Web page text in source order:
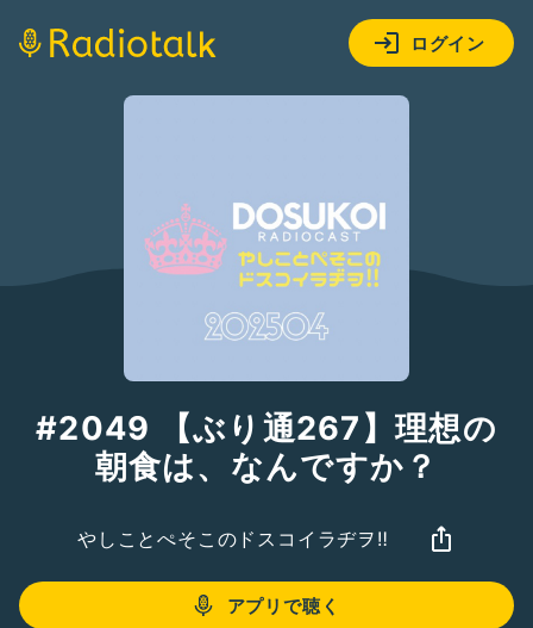
ログイン
#2049 【ぶり通267】理想の
朝食は、なんですか？
やしことぺそこのドスコイラヂヲ‼︎
アプリで聴く